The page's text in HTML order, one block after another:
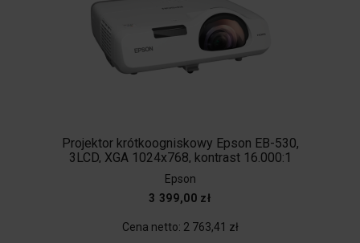
Projektor krótkoogniskowy Epson EB-530,
3LCD, XGA 1024x768, kontrast 16.000:1
Epson
3 399,00 zł
Cena netto: 2 763,41 zł